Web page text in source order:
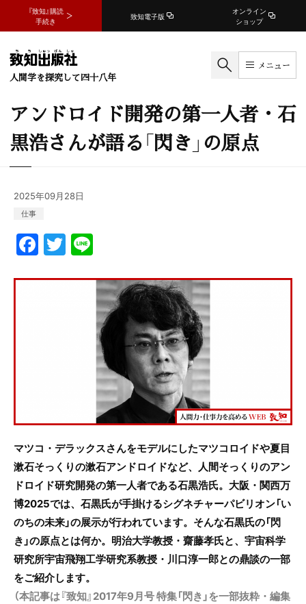
『致知』購読
手続き
致知電子版
オンライン
ショップ
人間学を探究して四十八年
メニュー
アンドロイド開発の第一人者・石
黒浩さんが語る「閃き」の原点
2025年09月28日
仕事
F
a
c
T
w
itte
マツコ・デラックスさんをモデルにしたマツコロイドや夏目
漱石そっくりの漱石アンドロイドなど、人間そっくりのアン
ドロイド研究開発の第一人者である石黒浩氏。大阪・関西万
博2025では、石黒氏が手掛けるシグネチャーパビリオン「い
のちの未来」の展示が行われています。そんな石黒氏の「閃
き」の原点とは何か。明治大学教授・齋藤孝氏と、宇宙科学
研究所宇宙飛翔工学研究系教授・川口淳一郎との鼎談の一部
をご紹介します。
（本記事は『致知』2017年9月号 特集「閃き」を一部抜粋・編集